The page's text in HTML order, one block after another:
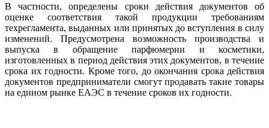
В частности, определены сроки действия документов об
оценке соответствия такой продукции требованиям
техрегламента, выданных или принятых до вступления в силу
изменений. Предусмотрена возможность производства и
выпуска в обращение парфюмерии и косметики,
изготовленных в период действия этих документов, в течение
срока их годности. Кроме того, до окончания срока действия
документов предприниматели смогут продавать такие товары
на едином рынке ЕАЭС в течение сроков их годности.